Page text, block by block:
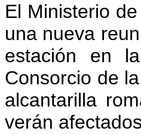
El Ministerio
una nueva
estación en
Consorcio de
alcantarilla
verán